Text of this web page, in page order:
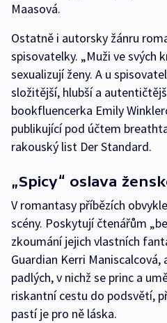
Maasová.
Ostatně i autorsky žánru
spisovatelky. „Muži ve svých
sexualizují ženy. A u
složitější, hlubší a
bookfluencerka Emily
publikující pod účtem
rakouský list Der Standard.
„Spicy“ oslava
V romantasy příbězích
scény. Poskytují čtenářům
zkoumání jejich vlastních
Guardian Kerri
padlých, v nichž se princ a
riskantní cestu do podsvětí,
pastí je pro ně láska.